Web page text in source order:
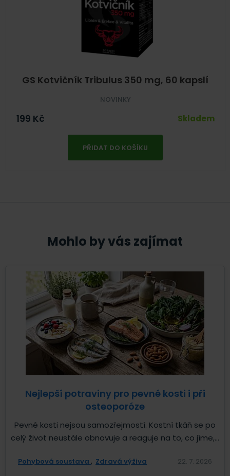
GS Kotvičník Tribulus 350 mg, 60 kapslí
NOVINKY
199 Kč Skladem
PŘIDAT DO KOŠÍKU
Mohlo by vás zajímat
Nejlepší potraviny pro pevné kosti i při
osteoporóze
Pevné kosti nejsou samozřejmostí. Kostní tkáň se po
celý život neustále obnovuje a reaguje na to, co jíme,...
Pohybová soustava Zdravá výživa 22. 7. 2026